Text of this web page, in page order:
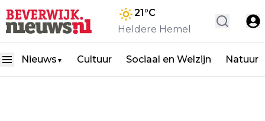
21°C
Heldere Hemel
Nieuws ▼ Cultuur Sociaal en Welzijn Natuur